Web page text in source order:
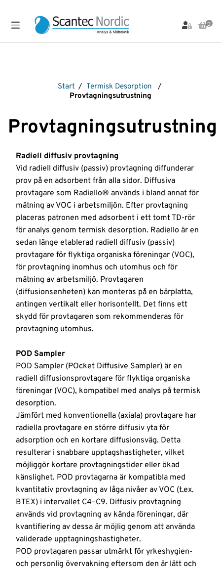
0
Bullerdosimeter
Filtrering
Gasdetektering
Gasgeneratorer
GC-
kolonner
GC-
tillbehör
LC-
instrument
kolonner
LC-
LC-
tillbehör
Ljudnivåmätare
Ljudreducerande
skåp
Luftprovtagning
Materialanalys
PFAS-
analys
mätare
Plattinstrument
Plattor
och
Plattförsegling
Provtagning
från ytor
och hud
Scantec
Brands
tillbehör
Strålningsmätare
Termisk
Desorption
Ventiler
Vibration
REA-
Utförsäljning
Om
oss
Service &
Uthyrning
Instrument
Våra
leverantörer
Nyheter
Logga
Start / Termisk Desorption
/
Provtagningsutrustning
Provtagningsutrustning
Radiell diffusiv provtagning
Vid radiell diffusiv (passiv) provtagning diffunderar
prov på en adsorbent från alla sidor. Diffusiva
provtagare som Radiello® används i bland annat för
mätning av VOC i arbetsmiljön. Efter provtagning
placeras patronen med adsorbent i ett tomt TD-rör
för analys genom termisk desorption. Radiello är en
sedan länge etablerad radiell diffusiv (passiv)
provtagare för flyktiga organiska föreningar (VOC),
för provtagning inomhus och utomhus och för
mätning av arbetsmiljö. Provtagaren
(diffusionsenheten) kan monteras på en bärplatta,
antingen vertikalt eller horisontellt. Det finns ett
skydd för provtagaren som rekommenderas för
provtagning utomhus.
POD Sampler
POD Sampler (POcket Diffusive Sampler) är en
radiell diffusionsprovtagare för flyktiga organiska
föreningar (VOC), kompatibel med analys på termisk
desorption.
Jämfört med konventionella (axiala) provtagare har
radiella provtagare en större diffusiv yta för
adsorption och en kortare diffusionsväg. Detta
resulterar i snabbare upptagshastigheter, vilket
möjliggör kortare provtagningstider eller ökad
känslighet. POD provtagarna är kompatibla med
kvantitativ provtagning av låga nivåer av VOC (t.ex.
BTEX) i intervallet C4–C9. Diffusiv provtagning
används vid provtagning av kända föreningar, där
kvantifiering av dessa är möjlig genom att använda
validerade upptagningshastigheter.
POD provtagaren passar utmärkt för yrkeshygien-
och personlig övervakning eftersom den är lätt och